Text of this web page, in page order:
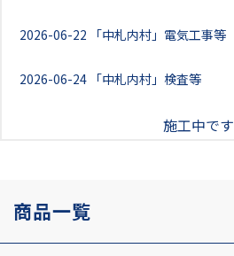
2026-06-22 「中札内村」電気工事等
2026-06-24 「中札内村」検査等
施工中です
商品一覧